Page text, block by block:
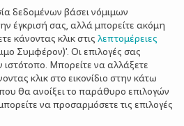
δεδομένων βάσει νόμιμων
έγκρισή σας, αλλά μπορείτε ακόμη
κάνοντας κλικ στις λεπτομέρειες
Συμφέρον)'. Οι επιλογές σας
Μπορείτε να αλλάξετε
κλικ στο εικονίδιο στην κάτω
θα ανοίξει το παράθυρο επιλογών
να προσαρμόσετε τις επιλογές